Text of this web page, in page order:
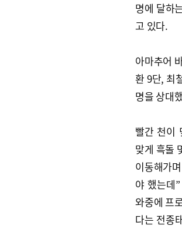
명에 달하
고 있다.
아마추어
환 9단, 최
명을 상대
빨간 천이
맞게 흑돌
이동해가
야 했는데
와중에 프
다는 전종